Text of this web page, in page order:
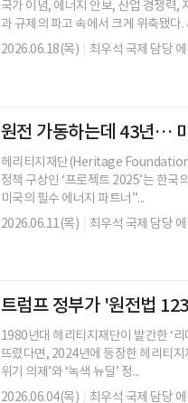
국가 이념, 에너지 안보, 산업 경쟁력,
과 규제의 파고 속에서 크게 위축됐다.
2026.06.18(목)
최우석 국제 담당
원전 가동하는데 43년…
헤리티지재단(Heritage
정책 구상인 ‘프로젝트 2025’는 한
미국의 필수 에너지 파트너”...
2026.06.11(목)
최우석 국제 담당
트럼프 정부가 '원전법
1980년대 헤리티지재단이 발간한 ‘
뜨렸다면, 2024년에 등장한 헤리티
위기 의제’와 ‘녹색 뉴딜’ 정...
2026.06.04(목)
최우석 국제 담당